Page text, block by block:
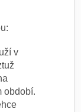
v
období.